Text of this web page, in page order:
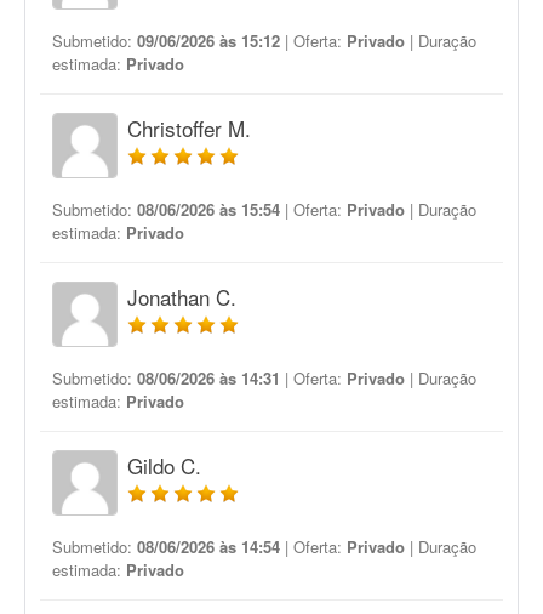
Submetido: 09/06/2026 às 15:12 | Oferta: Privado | Duração
estimada: Privado
Christoffer M.
Submetido: 08/06/2026 às 15:54 | Oferta: Privado | Duração
estimada: Privado
Jonathan C.
Submetido: 08/06/2026 às 14:31 | Oferta: Privado | Duração
estimada: Privado
Gildo C.
Submetido: 08/06/2026 às 14:54 | Oferta: Privado | Duração
estimada: Privado